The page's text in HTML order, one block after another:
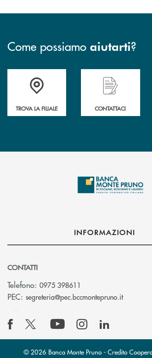
Come possiamo aiutarti?
Accedi all' elenco completo&nbsp;
TROVA LA FILIALE
Hai bisogno di
CONTATTACI
INFORMAZIONI
CONTATTI
Telefono: 0975 398611
PEC: segreteria@pec.bccmontepruno.it(si apre
© 2026 Banca Monte Pruno - Credito